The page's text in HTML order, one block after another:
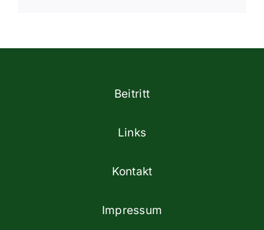
Beitritt
Links
Kontakt
Impressum